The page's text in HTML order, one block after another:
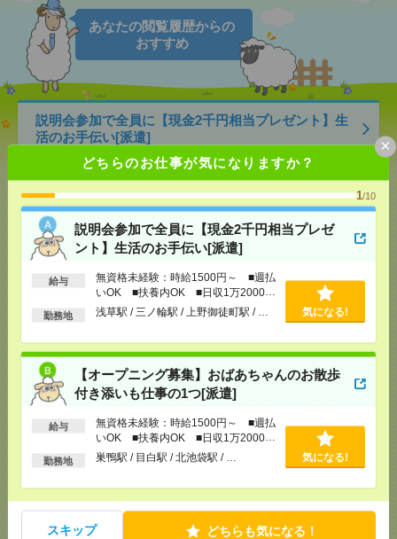
どちらのお仕事が気になりますか？
1/10
説明会参加で全員に【現金2千円相当プレゼ
ント】生活のお手伝い[派遣]
給与
無資格未経験：時給1500円～ ■週払
いOK ■扶養内OK ■日収1万2000円
以上
勤務地 浅草駅 / 三ノ輪駅 / 上野御徒町駅 / … 気になる!
【オープニング募集】おばあちゃんのお散歩
付き添いも仕事の1つ[派遣]
給与
無資格未経験：時給1500円～ ■週払
いOK ■扶養内OK ■日収1万2000円
以上
勤務地 巣鴨駅 / 目白駅 / 北池袋駅 / … 気になる!
スキップ どちらも気になる！
×
あなたの閲覧履歴からの
おすすめ
説明会参加で全員に【現金2千円相当プレゼント】生
活のお手伝い[派遣]
無資格未経験：時給1500円～ ■週払い
[交通費]交通費全額支給
[勤務地]
浅草駅/三ノ輪駅/上野御徒町駅 / …
気になる！
いも仕事の1つ[派遣]
[給 与]無資格未経験：時給1500円～ ■週払い
[交通費]交通費全額支給
[勤務地]
巣鴨駅 /目白駅 / 北池袋駅/…
気になる！
1800円＊10月【週4日×6H】働き方選べる！経験いか
して会計事務所で経理[派遣]
[給 与]時給1800円 月収例 172,800円
[月収例]15～20万円
立川北駅から徒歩5分
気になる！